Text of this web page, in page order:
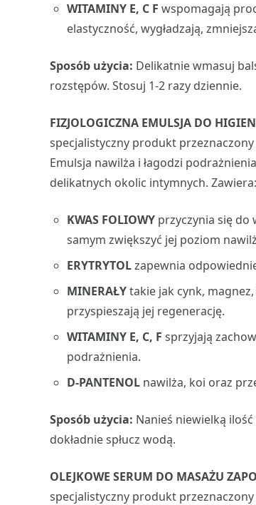
WITAMINY E, C F wspomagają
elastyczność, wygładzają,
Sposób użycia: Delikatnie wmasuj
rozstępów. Stosuj 1-2 razy dziennie.
FIZJOLOGICZNA EMULSJA DO
specjalistyczny produkt
Emulsja nawilża i łagodzi
delikatnych okolic intymnych. Zawiera:
KWAS FOLIOWY przyczynia się
samym zwiększyć jej poziom
ERYTRYTOLzapewnia
MINERAŁYtakie jak cynk,
przyspieszają jej regenerację.
WITAMINY E, C, F sprzyjają
podrażnienia.
D-PANTENOL nawilża, koi oraz
Sposób użycia: Nanieś niewielką
dokładnie spłucz wodą.
OLEJKOWE SERUM DO MASAŻU
specjalistyczny produkt